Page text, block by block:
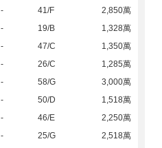
- 41/F
2,850萬
- 19/B
1,328萬
- 47/C
1,350萬
- 26/C
1,285萬
- 58/G
3,000萬
- 50/D
1,518萬
- 46/E
2,250萬
- 25/G
2,518萬